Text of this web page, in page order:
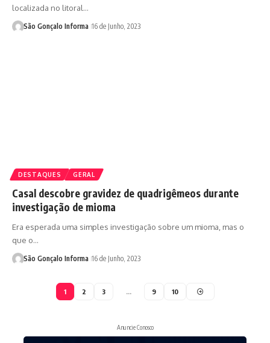
localizada no litoral…
São Gonçalo Informa 16 de Junho, 2023
DESTAQUES GERAL
Casal descobre gravidez de quadrigêmeos durante
investigação de mioma
Era esperada uma simples investigação sobre um mioma, mas o
que o…
São Gonçalo Informa 16 de Junho, 2023
1 2 3 … 9 10
Anuncie Conosco